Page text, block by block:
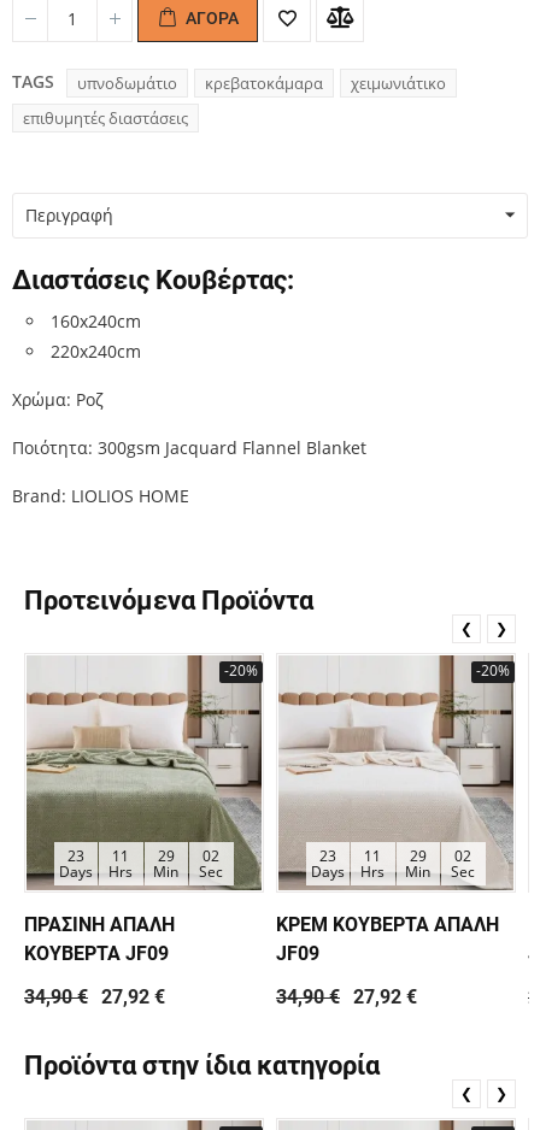
Quantity
Quantity ΑΓΟΡΆ
TAGS υπνοδωμάτιο κρεβατοκάμαρα
χειμωνιάτικο
επιθυμητές διαστάσεις
Περιγραφή
Διαστάσεις Κουβέρτας:
160x240cm
220x240cm
Χρώμα: Ροζ
Ποιότητα: 300gsm Jacquard Flannel Blanket
Brand: LIOLIOS HOME
Προτεινόμενα Προϊόντα
-20%
23
Days
11
Hrs
29
Min
01
Sec
ΠΡΑΣΙΝΗ ΑΠΑΛΗ
ΚΟΥΒΕΡΤΑ JF09
34,90 € 27,92 €
-20%
23
Days
11
Hrs
29
Min
01
Sec
ΚΡΕΜ ΚΟΥΒΕΡΤΑ ΑΠΑΛΗ
JF09
34,90 € 27,92 €
❮ ❯
Προϊόντα στην ίδια κατηγορία
❮ ❯